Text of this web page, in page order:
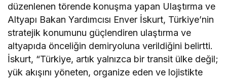
düzenlenen törende konuşma yapan Ulaştırma ve
Altyapı Bakan Yardımcısı Enver İskurt, Türkiye’nin
stratejik konumunu güçlendiren ulaştırma ve
altyapıda önceliğin demiryoluna verildiğini belirtti.
İskurt, “Türkiye, artık yalnızca bir transit ülke değil;
yük akışını yöneten, organize eden ve lojistikte